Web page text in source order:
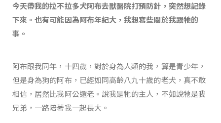
今天帶我的拉不拉多犬阿布去獸醫院打預防針，突然想記錄
下來。也有可能因為阿布年紀大，我想寫些關於我跟牠的
事。
阿布跟我同年，十四歲，對於身為人類的我，算是青少年，
但是身為狗的阿布，已經如同高齡八九十歲的老犬，真不敢
相信，居然比我阿公還老。說我是牠的主人，不如說牠是我
兄弟，一路陪著我一起長大。